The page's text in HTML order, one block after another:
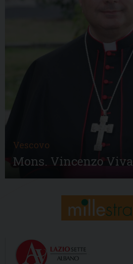
Vescovo
Mons. Vincenzo Viva